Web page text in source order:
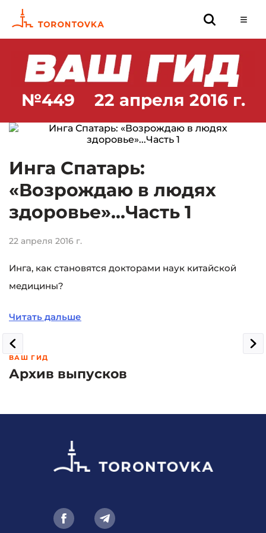
№449 22 апреля 2016 г.
Инга Спатарь:
«Возрождаю в людях
здоровье»...Часть 1
22 апреля 2016 г.
Инга, как становятся докторами наук китайской
медицины?
Читать дальше
ВАШ ГИД
Архив выпусков